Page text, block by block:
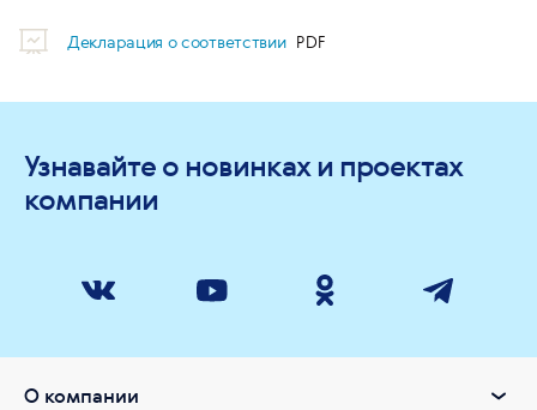
Декларация о соответствии
Узнавайте о новинках и проектах
компании
О компании